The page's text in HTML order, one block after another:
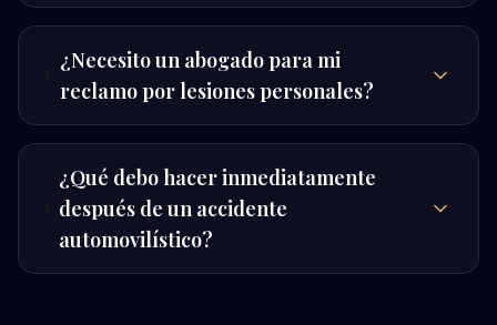
¿Necesito un abogado para mi
reclamo por lesiones personales?
¿Qué debo hacer inmediatamente
después de un accidente
automovilístico?